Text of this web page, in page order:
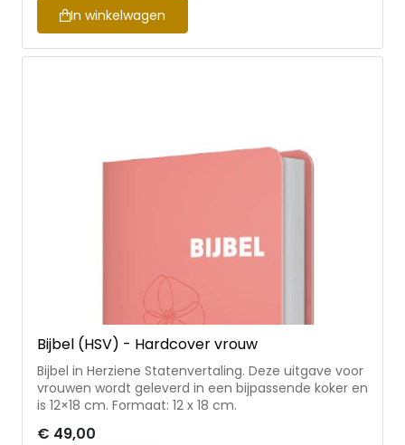
In winkelwagen
Bijbel (HSV) - Hardcover vrouw
Bijbel in Herziene Statenvertaling. Deze uitgave voor
vrouwen wordt geleverd in een bijpassende koker en
is 12×18 cm. Formaat: 12 x 18 cm.
€ 49,00